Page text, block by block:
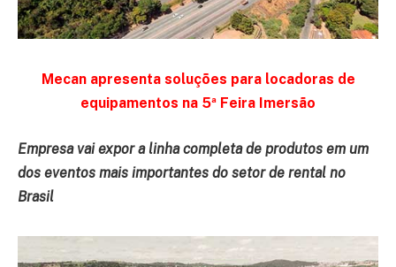
Mecan apresenta soluções para locadoras de
equipamentos na 5ª Feira Imersão
Empresa vai expor a linha completa de produtos em um
dos eventos mais importantes do setor de rental no
Brasil